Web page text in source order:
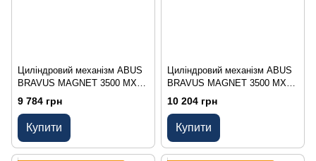
Циліндровий механізм ABUS
BRAVUS MAGNET 3500 MX
40/40 - ключ/тумблер
9 784 грн
Купити
Циліндровий механізм ABUS
BRAVUS MAGNET 3500 MX
40/50 - ключ/тумблер
10 204 грн
Купити